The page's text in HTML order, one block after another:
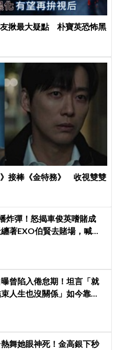
友揪最大疑點 朴寶英恐怖黑
》接棒《金特務》 收視雙雙
炸彈！怒揭車俊英嗜賭成
著EXO伯賢去賭場，喊話
曾陷入倦怠期！坦言「就
人生也沒關係」如今靠
舞她眼神死！金高銀下秒